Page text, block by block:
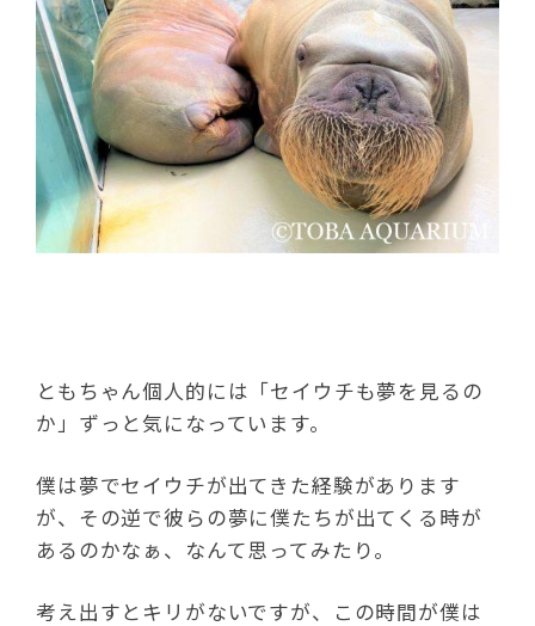
ともちゃん個人的には「セイウチも夢を見るの
か」ずっと気になっています。
僕は夢でセイウチが出てきた経験があります
が、その逆で彼らの夢に僕たちが出てくる時が
あるのかなぁ、なんて思ってみたり。
考え出すとキリがないですが、この時間が僕は